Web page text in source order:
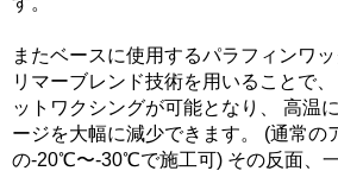
またベースに使用するパラフィンワ
リマーブレンド技術を用いることで
ットワクシングが可能となり、 高温
ージを大幅に減少できます。 (通常の
の-20℃〜-30℃で施工可) その反面、